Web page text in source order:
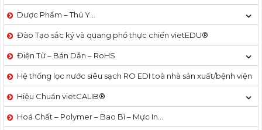
Dược Phẩm – Thú Y…
Đào Tạo sắc ký và quang phổ thực chiến vietEDU®
Điện Tử – Bán Dẫn – RoHS
Hệ thống lọc nước siêu sạch RO EDI​​ toà nhà sản xuất/bệnh viện
Hiệu Chuẩn vietCALIB®
Hoá Chất – Polymer – Bao Bì – Mực In…